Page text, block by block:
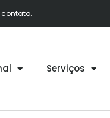
Serviços